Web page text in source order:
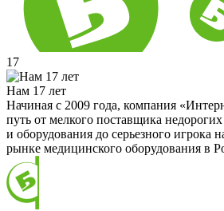
17
Нам 17 лет
Начиная с 2009 года, компания
путь от мелкого поставщика
и оборудования до серьезного игрока
рынке медицинского оборудования в